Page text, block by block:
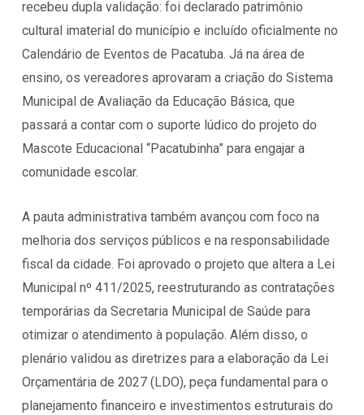
recebeu dupla validação: foi declarado patrimônio
cultural imaterial do município e incluído oficialmente no
Calendário de Eventos de Pacatuba. Já na área de
ensino, os vereadores aprovaram a criação do Sistema
Municipal de Avaliação da Educação Básica, que
passará a contar com o suporte lúdico do projeto do
Mascote Educacional “Pacatubinha” para engajar a
comunidade escolar.
A pauta administrativa também avançou com foco na
melhoria dos serviços públicos e na responsabilidade
fiscal da cidade. Foi aprovado o projeto que altera a Lei
Municipal nº 411/2025, reestruturando as contratações
temporárias da Secretaria Municipal de Saúde para
otimizar o atendimento à população. Além disso, o
plenário validou as diretrizes para a elaboração da Lei
Orçamentária de 2027 (LDO), peça fundamental para o
planejamento financeiro e investimentos estruturais do